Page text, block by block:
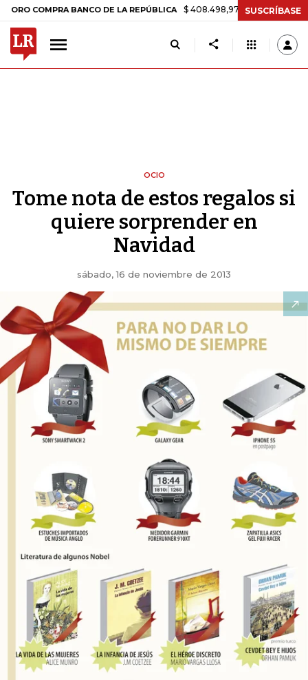
BANCO DE LA REPÚBLICA $ 408.498,97 +$ 8.753,81 +2,19%
SUSCRÍBASE
OCIO
Tome nota de estos regalos si
quiere sorprender en
Navidad
sábado, 16 de noviembre de 2013